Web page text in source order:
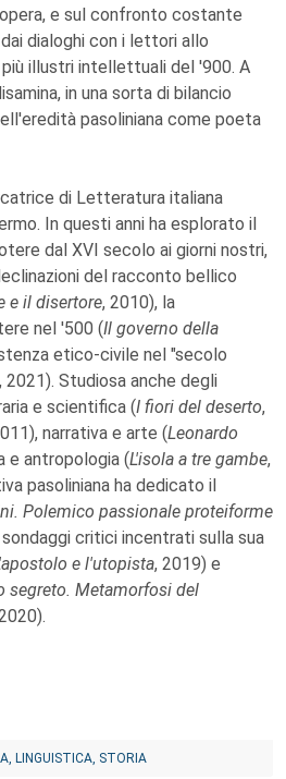
e sul confronto costante
dialoghi con i lettori allo
illustri intellettuali del '900. A
in una sorta di bilancio
pasoliniana come poeta
di Letteratura italiana
In questi anni ha esplorato il
dal XVI secolo ai giorni nostri,
del racconto bellico
e il disertore, 2010), la
nel '500 (Il governo della
etico-civile nel "secolo
, 2021). Studiosa anche degli
e scientifica (I fiori del deserto,
narrativa e arte (Leonardo
e antropologia (L'isola a tre gambe,
pasoliniana ha dedicato il
Polemico passionale proteiforme
critici incentrati sulla sua
e l'utopista, 2019) e
segreto. Metamorfosi del
LINGUISTICA, STORIA